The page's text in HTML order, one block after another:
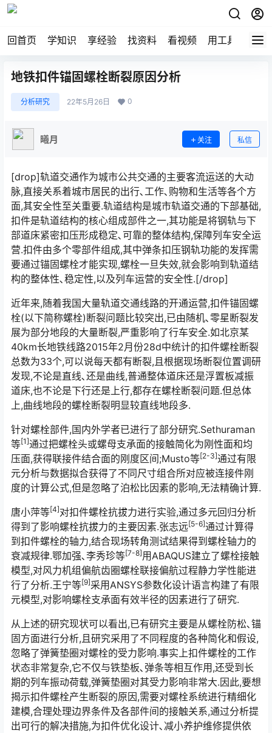
回首页 学知识 享经验 找资料 看视频 用工具 论技
地铁扣件锚固螺栓断裂原因分析
分析研究 22年5月26日 0
曦月 关注 私信
[drop]轨道交通作为城市公共交通的主要客流运送的大动
脉,直接关系着城市居民的出行､工作､购物和生活等各个方
面,其安全性至关重要.轨道结构是城市轨道交通的下部基础,
扣件是轨道结构的核心组成部件之一,其功能是将钢轨与下
部道床紧密扣压形成稳定､可靠的整体结构,保障列车安全运
营.扣件由多个零部件组成,其中弹条扣压钢轨功能的发挥需
要通过锚固螺栓才能实现,螺栓一旦失效,就会影响到轨道结
构的整体性､稳定性,以及列车运营的安全性.[/drop]󠅅󠅃󠄵󠅂󠄪󠇖󠆨󠆨󠇕󠆞󠆒󠅬󠇘󠆭󠆘󠇙󠆝󠅵󠇗󠆭󠆁󠄐󠇗󠅹󠅸󠇖󠆍󠅳󠇖󠅹󠅰󠇖󠆌󠅹
近年来,随着我国大量轨道交通线路的开通运营,扣件锚固螺
栓(以下简称螺栓)断裂问题比较突出,已由随机､零星断裂发
展为部分地段的大量断裂,严重影响了行车安全.如北京某
40km长地铁线路2015年2月份28d中统计的扣件螺栓断裂
总数为33个,可以说每天都有断裂,且根据现场断裂位置调研
发现,不论是直线､还是曲线,普通整体道床还是浮置板减振
道床,也不论是下行还是上行,都存在螺栓断裂问题.但总体
上,曲线地段的螺栓断裂明显较直线地段多.󠅅󠅃󠄵󠅂󠄪󠇖󠆨󠆨󠇕󠆞󠆒󠅬󠇘󠆭󠆘󠇙󠆝󠅵󠇗󠆭󠆁󠄐󠇗󠅹󠅸󠇖󠆍󠅳󠇖󠅹󠅰󠇖󠆌󠅹
针对螺栓部件,国内外学者已进行了部分研究.Sethuraman
等[1]通过把螺栓头或螺母支承面的接触简化为刚性面和均
压面,获得联接件结合面的刚度区间;Musto等[2-3]通过有限
元分析与数据拟合获得了不同尺寸组合所对应被连接件刚
度的计算公式,但是忽略了泊松比因素的影响,无法精确计算.
唐小萍等[4]对扣件螺栓抗拔力进行实验,通过多元回归分析
得到了影响螺栓抗拔力的主要因素.张志远[5-6]通过计算得
到扣件螺栓的轴力,结合现场转角测试结果得到螺栓轴力的
衰减规律.鄂加强､李秀珍等[7-8]用ABAQUS建立了螺栓接触
模型,对风力机组偏航齿圈螺栓联接偏航过程静力学性能进
行了分析.王宁等[9]采用ANSYS参数化设计语言构建了有限
元模型,对影响螺栓支承面有效半径的因素进行了研究.
从上述的研究现状可以看出,已有研究主要是从螺栓防松､锚
固方面进行分析,且研究采用了不同程度的各种简化和假设,
忽略了弹簧垫圈对螺栓的受力影响.事实上扣件螺栓的工作
状态非常复杂,它不仅与铁垫板､弹条等相互作用,还受到长
期的列车振动荷载,弹簧垫圈对其受力影响非常大.因此,要想
揭示扣件螺栓产生断裂的原因,需要对螺栓系统进行精细化
建模,合理处理边界条件及各部件间的接触关系,通过分析提
出可行的解决措施,为扣件优化设计､减小养护维修提供依